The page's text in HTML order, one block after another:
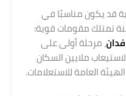
قد يكون مناسبًا في
تمتلك مقومات قوية:
، مرحلة أولى على
ملايين السكان
العامة للاستعلامات.